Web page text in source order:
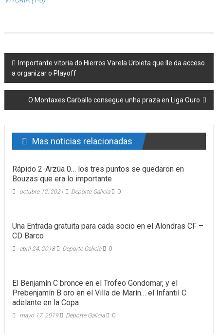
Post navigation
Importante vitoria do Hierros Varela Urbieta que lle da acceso
a organizar o Playoff
O Montaxes Carballo consegue unha praza en Liga Ouro
Mas noticias relacionadas
Rápido 2-Arzúa 0… los tres puntos se quedaron en
Bouzas que era lo importante
octubre 12, 2021 Deporte Galicia 0
Una Entrada gratuita para cada socio en el Alondras CF –
CD Barco
abril 24, 2018 Deporte Galicia 0
El Benjamín C bronce en el Trofeo Gondomar, y el
Prebenjamín B oro en el Villa de Marín… el Infantil C
adelante en la Copa
mayo 17, 2019 Deporte Galicia 0